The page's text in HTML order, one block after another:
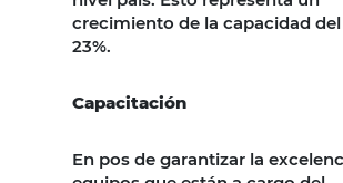
crecimiento de la capacidad
23%.
Capacitación
En pos de garantizar la